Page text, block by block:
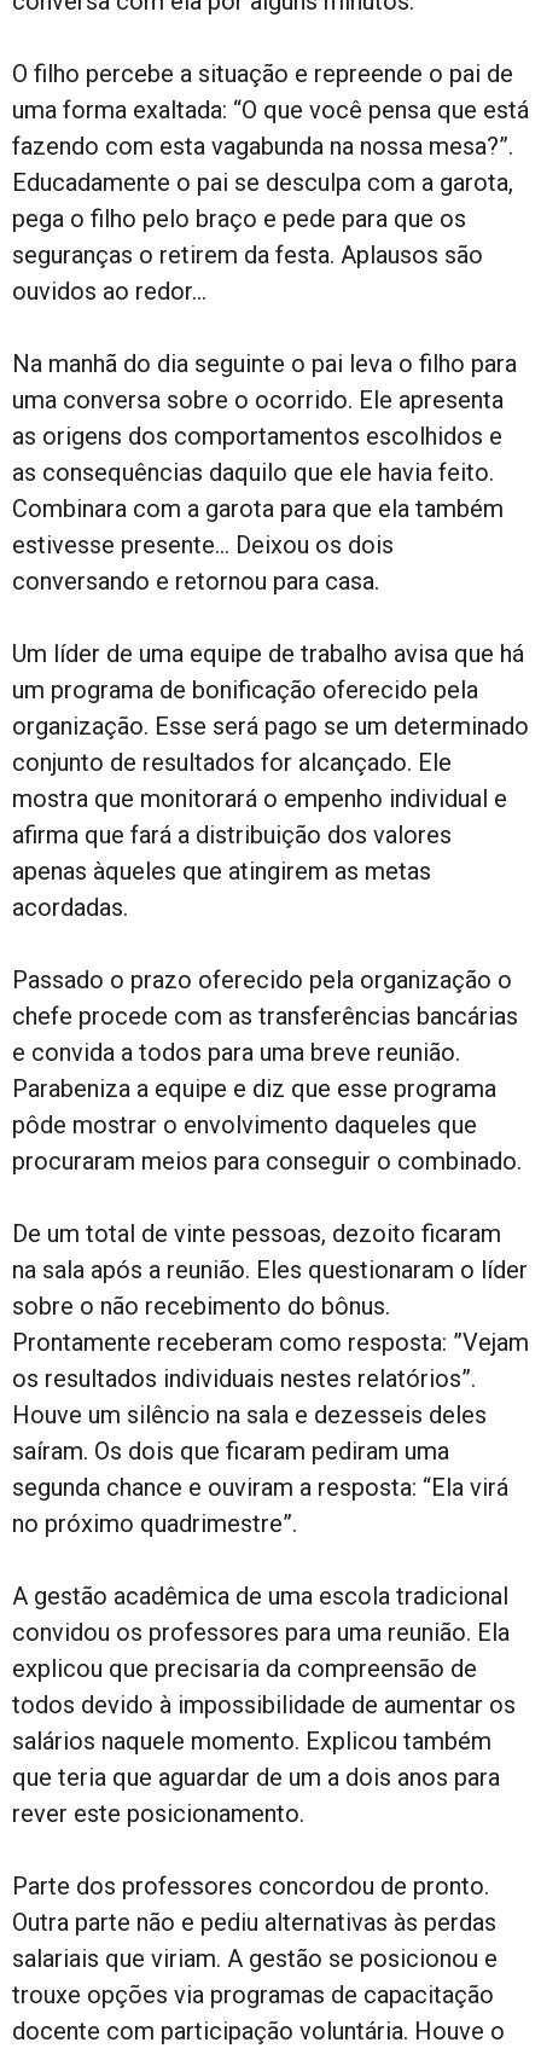
O filho percebe a situação e repreende o pai de
uma forma exaltada: “O que você pensa que está
fazendo com esta vagabunda na nossa mesa?”.
Educadamente o pai se desculpa com a garota,
pega o filho pelo braço e pede para que os
seguranças o retirem da festa. Aplausos são
ouvidos ao redor…
Na manhã do dia seguinte o pai leva o filho para
uma conversa sobre o ocorrido. Ele apresenta
as origens dos comportamentos escolhidos e
as consequências daquilo que ele havia feito.
Combinara com a garota para que ela também
estivesse presente… Deixou os dois
conversando e retornou para casa.
Um líder de uma equipe de trabalho avisa que há
um programa de bonificação oferecido pela
organização. Esse será pago se um determinado
conjunto de resultados for alcançado. Ele
mostra que monitorará o empenho individual e
afirma que fará a distribuição dos valores
apenas àqueles que atingirem as metas
acordadas.
Passado o prazo oferecido pela organização o
chefe procede com as transferências bancárias
e convida a todos para uma breve reunião.
Parabeniza a equipe e diz que esse programa
pôde mostrar o envolvimento daqueles que
procuraram meios para conseguir o combinado.
De um total de vinte pessoas, dezoito ficaram
na sala após a reunião. Eles questionaram o líder
sobre o não recebimento do bônus.
Prontamente receberam como resposta: ”Vejam
os resultados individuais nestes relatórios”.
Houve um silêncio na sala e dezesseis deles
saíram. Os dois que ficaram pediram uma
segunda chance e ouviram a resposta: “Ela virá
no próximo quadrimestre”.
A gestão acadêmica de uma escola tradicional
convidou os professores para uma reunião. Ela
explicou que precisaria da compreensão de
todos devido à impossibilidade de aumentar os
salários naquele momento. Explicou também
que teria que aguardar de um a dois anos para
rever este posicionamento.
Parte dos professores concordou de pronto.
Outra parte não e pediu alternativas às perdas
salariais que viriam. A gestão se posicionou e
trouxe opções via programas de capacitação
docente com participação voluntária. Houve o